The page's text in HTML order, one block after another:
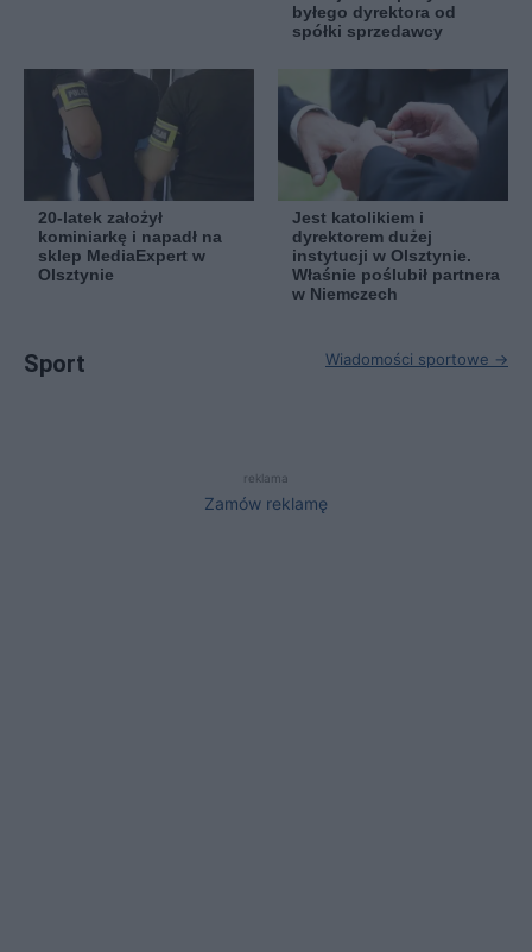
byłego dyrektora od
spółki sprzedawcy
20-latek założył
kominiarkę i napadł na
sklep MediaExpert w
Olsztynie
Jest katolikiem i
dyrektorem dużej
instytucji w Olsztynie.
Właśnie poślubił partnera
w Niemczech
Sport Wiadomości sportowe →
reklama
Zamów reklamę